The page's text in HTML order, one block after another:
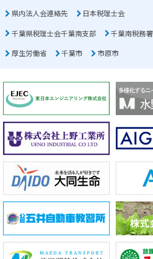
県内法人会連絡先
日本税理士会
千葉県税理士会千葉南支部
千葉南税務署
厚生労働省
千葉市 市原市